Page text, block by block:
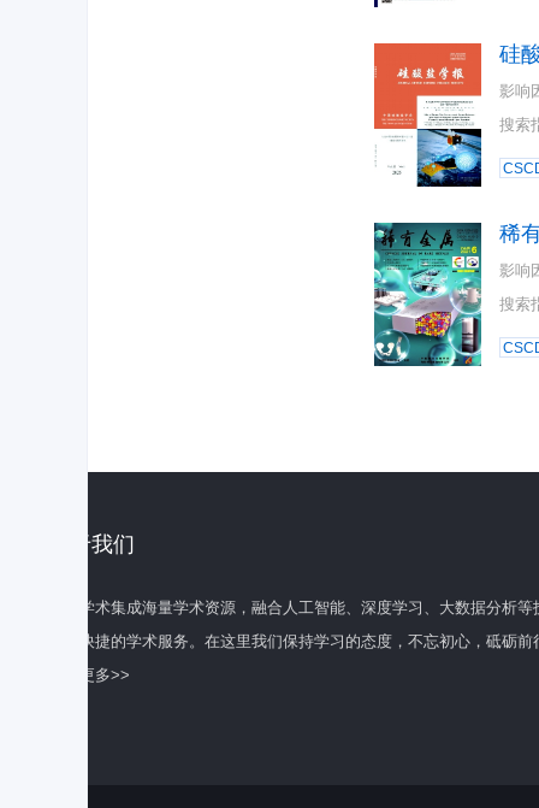
硅
影响
搜索
稀
影响
搜索
关于我们
百度学术集成海量学术资源，融合人工智能、深度学习、大数据分析
全面快捷的学术服务。在这里我们保持学习的态度，不忘初心，砥砺前
了解更多>>